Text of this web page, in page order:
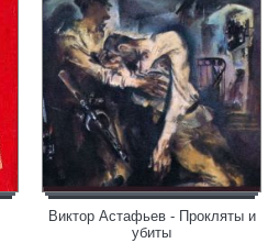
Виктор Астафьев - Прокляты и
убиты